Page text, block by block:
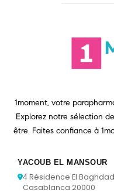
1moment, votre
Explorez notre sélection
être. Faites confiance à
YACOUB EL MANSOUR
4 Résidence El
Casablanca 20000